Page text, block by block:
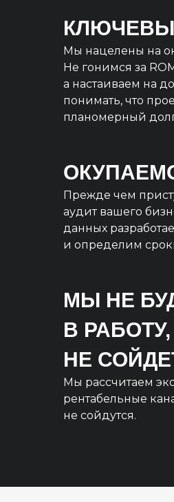
Прежде чем
аудит вашего
данных
и определим
Мы нацелены на
Не гонимся за
а настаиваем на
понимать, что
планомерный
МЫ НЕ
В
НЕ
Мы рассчитаем
рентабельные
не сойдутся.